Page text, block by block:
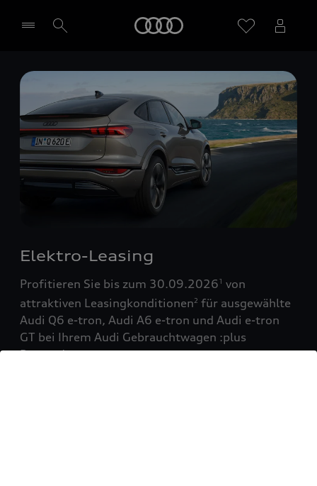
Händler wählen
Elektro-Leasing
Profitieren Sie bis zum 30.09.20261 von
attraktiven Leasingkonditionen2 für ausgewählte
Audi Q6 e-tron, Audi A6 e-tron und Audi e-tron
GT bei Ihrem Audi Gebrauchtwagen :plus
Partner!